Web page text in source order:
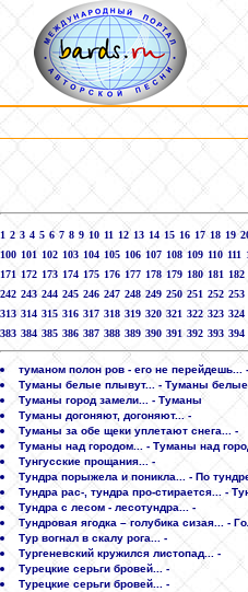
1 2 3 4 5 6 7 8 9 10 11 12 13 14 15 16 17 18 19
100 101 102 103 104 105 106 107 108 109 110 111
171 172 173 174 175 176 177 178 179 180 181 182
242 243 244 245 246 247 248 249 250 251 252 253
313 314 315 316 317 318 319 320 321 322 323 324
383 384 385 386 387 388 389 390 391 392 393 394
туманом полон ров - его не перейдешь...
Туманы белые плывут... - Туманы
Туманы город замели... - Туманы
Туманы догоняют, догоняют... -
Туманы за обе щеки уплетают снега... -
Туманы над городом... - Туманы над
Тунгусские прощания... -
Тундра порыжела и поникла... - По
Тундра рас-, тундра про-стирается... -
Тундра с лесом - лесотундра... -
Тундровая ягодка – голубика сизая... -
Тур вогнал в скалу рога... -
Тургеневский кружился листопад... -
Турецкие серьги бровей... -
Турецкие серьги бровей... -